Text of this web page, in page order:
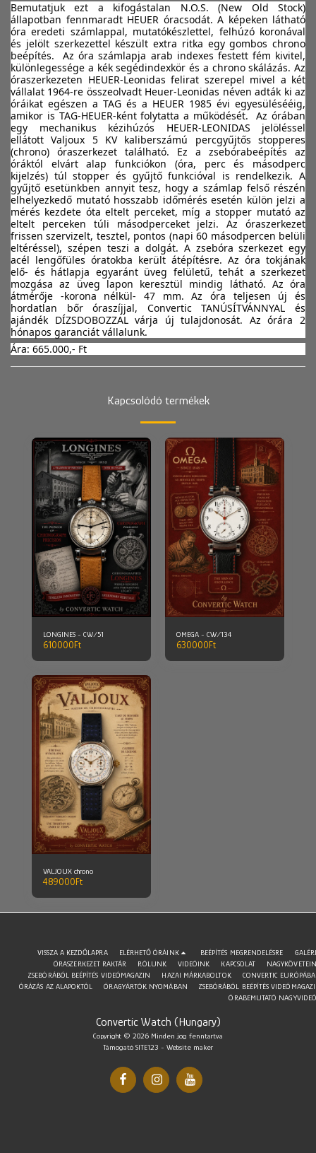
Bemutatjuk ezt a kifogástalan N.O.S. (New Old Stock)
állapotban fennmaradt HEUER óracsodát. A képeken látható
óra eredeti számlappal, mutatókészlettel, felhúzó koronával
és jelölt szerkezettel készült extra ritka egy gombos chrono
beépítés.  Az óra számlapja arab indexes festett fém kivitel,
különlegessége a kék segédindexkör és a chrono skálázás. Az
óraszerkezeten HEUER-Leonidas felirat szerepel mivel a két
vállalat 1964-re összeolvadt Heuer-Leonidas néven adták ki az
óráikat egészen a TAG és a HEUER 1985 évi egyesülésééig,
amikor is TAG-HEUER-ként folytatta a működését.  Az órában
egy mechanikus kézihúzós HEUER-LEONIDAS jelöléssel
ellátott Valjoux 5 KV kaliberszámú percgyűjtős stopperes
(chrono) óraszerkezet található. Ez a zsebórabeépítés az
óráktól elvárt alap funkciókon (óra, perc és másodperc
kijelzés) túl stopper és gyűjtő funkcióval is rendelkezik. A
gyűjtő esetünkben annyit tesz, hogy a számlap felső részén
elhelyezkedő mutató hosszabb időmérés esetén külön jelzi a
mérés kezdete óta eltelt perceket, míg a stopper mutató az
eltelt perceken túli másodperceket jelzi. Az óraszerkezet
frissen szervizelt, tesztel, pontos (napi 60 másodpercen belüli
eltéréssel), szépen teszi a dolgát. A zsebóra szerkezet egy
acél lengőfüles óratokba került átépítésre. Az óra tokjának
elő- és hátlapja egyaránt üveg felületű, tehát a szerkezet
mozgása az üveg lapon keresztül mindig látható. Az óra
átmérője -korona nélkül- 47 mm. Az óra teljesen új és
hordatlan bőr óraszíjjal, Convertic TANÚSÍTVÁNNYAL és
ajándék DÍZSDOBOZZAL várja új tulajdonosát. Az órára 2
hónapos garanciát vállalunk.
Ára: 665.000,- Ft
Kapcsolódó termékek
LONGINES - CW/51
610000Ft
OMEGA - CW/134
630000Ft
VALJOUX chrono
489000Ft
Convertic Watch (Hungary)
Copyright © 2026 Minden jog fenntartva
Támogató SITE123 - Website maker
VISSZA A KEZDŐLAPRA ELÉRHETŐ ÓRÁINK BEÉPÍTÉS MEGRENDELÉSRE
ÓRASZERKEZET RAKTÁR
RÓLUNK VIDEÓINK KAPCSOLAT
ZSEBÓRÁBÓL BEÉPÍTÉS VIDEÓMAGAZIN
HAZAI MÁRKABOLTOK
CONVERTIC
ÓRÁZÁS AZ ALAPOKTÓL
ÓRAGYÁRTÓK NYOMÁBAN
ZSEBÓRÁBÓL BEÉPÍTÉS
ÓRABEMUTATÓ